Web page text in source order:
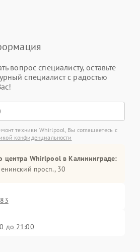
вопрос специалисту, оставьте
специалист с радостью
техники Whirlpool, Вы соглашаетесь с
конфиденциальности
центра Whirlpool в Калининграде:
просп., 30
до 21:00